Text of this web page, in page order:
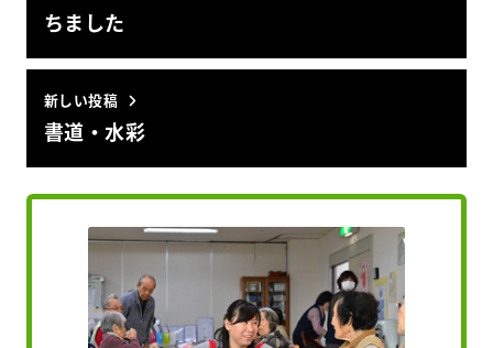
ちました︎
新しい投稿
書道・水彩